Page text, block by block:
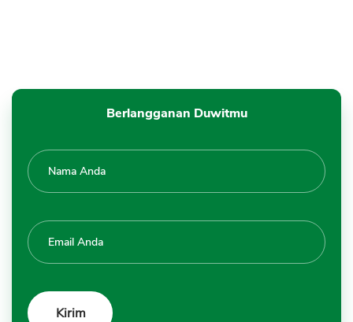
Berlangganan Duwitmu